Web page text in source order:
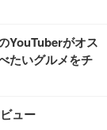
YouTuberがオス
たいグルメをチ
ュー